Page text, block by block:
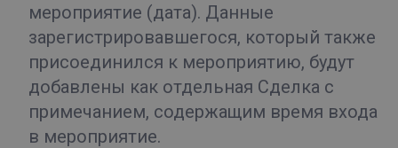
мероприятие (дата). Данные
зарегистрировавшегося, который также
присоединился к мероприятию, будут
добавлены как отдельная Сделка с
примечанием, содержащим время входа
в мероприятие.